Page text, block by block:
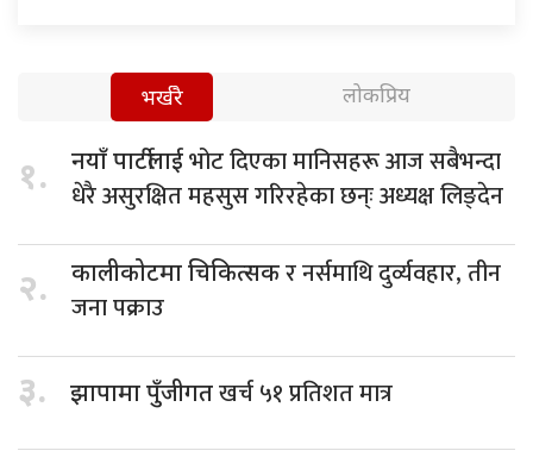
भर्खरै लोकप्रिय
१. नयाँ पार्टीलाईभोट दिएका मानिसहरू आज सबैभन्दा
धेरै असुरक्षित महसुस गरिरहेका छन्ः अध्यक्ष लिङ्देन
२. कालीकोटमा चिकित्सकर नर्समाथि दुर्व्यवहार, तीन
जना पक्राउ
३. झापामा पुँजीगतखर्च ५१ प्रतिशत मात्र